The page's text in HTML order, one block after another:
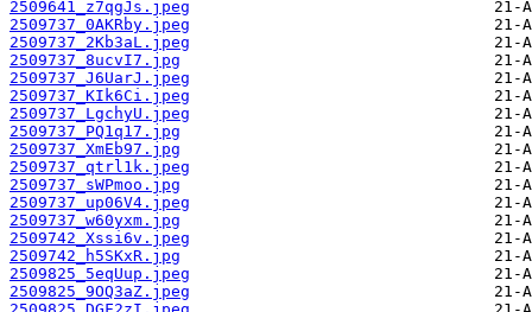
2509641_z7qgJs.jpeg
2509737_0AKRby.jpeg
2509737_2Kb3aL.jpeg
2509737_8ucvI7.jpg
2509737_J6UarJ.jpeg
2509737_KIk6Ci.jpeg
2509737_LgchyU.jpeg
2509737_PQ1q17.jpg
2509737_XmEb97.jpg
2509737_qtrl1k.jpeg
2509737_sWPmoo.jpg
2509737_up06V4.jpeg
2509737_w60yxm.jpg
2509742_Xssi6v.jpeg
2509742_h5SKxR.jpg
2509825_5eqUup.jpeg
2509825_9OQ3aZ.jpeg